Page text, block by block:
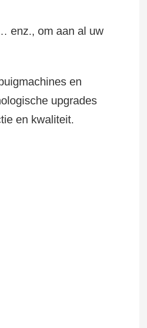
enz., om aan al uw
en
upgrades
en kwaliteit.